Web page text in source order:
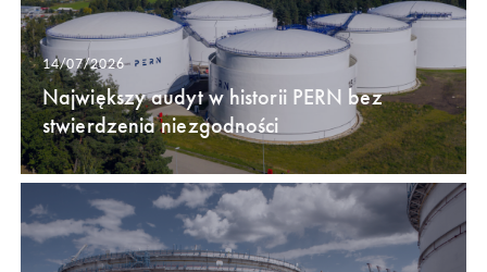
14/07/2026
Największy audyt w historii PERN bez
stwierdzenia niezgodności